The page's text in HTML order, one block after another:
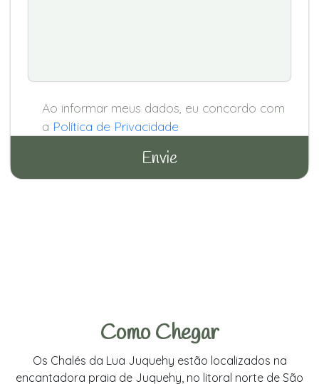
Ao informar meus dados, eu concordo com
a Política de Privacidade
Como Chegar
Os Chalés da Lua Juquehy estão localizados na
encantadora praia de Juquehy, no litoral norte de São